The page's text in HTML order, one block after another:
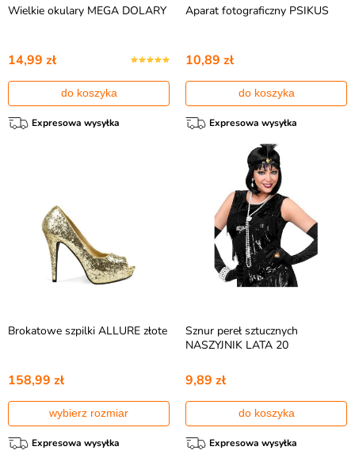
Wielkie okulary MEGA DOLARY
14,99 zł
do koszyka
Expresowa wysyłka
Aparat fotograficzny PSIKUS
10,89 zł
do koszyka
Expresowa wysyłka
Brokatowe szpilki ALLURE złote
158,99 zł
wybierz rozmiar
Expresowa wysyłka
Sznur pereł sztucznych
NASZYJNIK LATA 20
9,89 zł
do koszyka
Expresowa wysyłka